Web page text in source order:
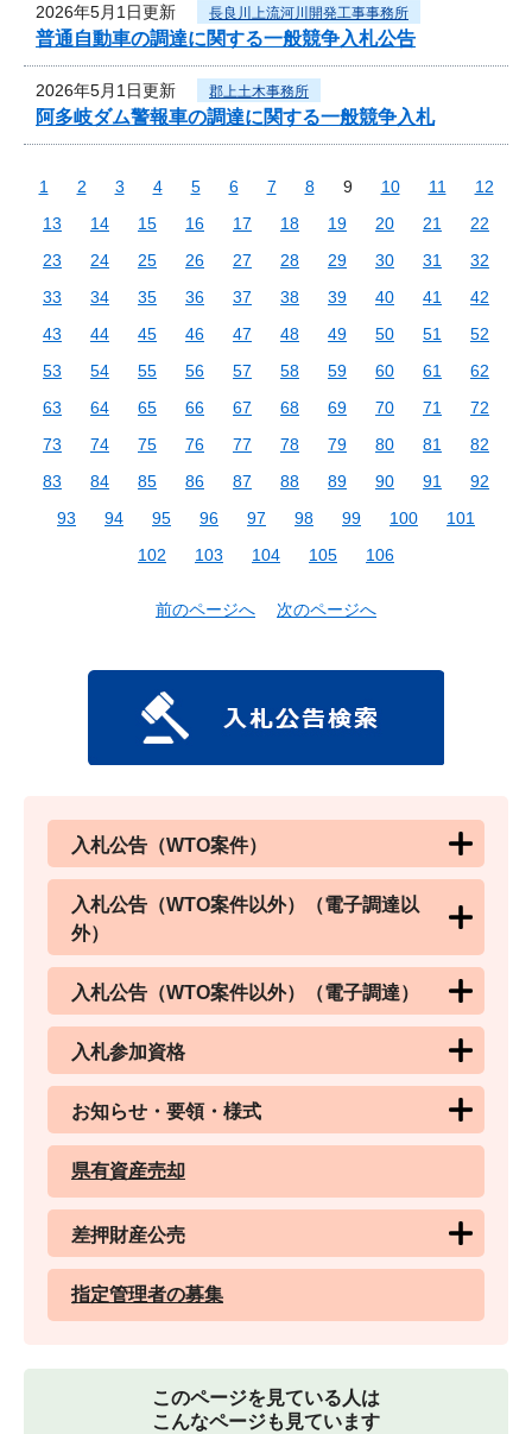
2026年5月1日更新 長良川上流河川開発工事事務所
普通自動車の調達に関する一般競争入札公告
2026年5月1日更新 郡上土木事務所
阿多岐ダム警報車の調達に関する一般競争入札
1 2 3 4 5 6 7 8 9 10 11
12
13
14 15 16 17 18 19 20 21
22
23
24 25 26 27 28 29 30 31
32
33
34 35 36 37 38 39 40 41
42
43
44 45 46 47 48 49 50 51
52
53
54 55 56 57 58 59 60 61
62
63
64 65 66 67 68 69 70 71
72
73
74 75 76 77 78 79 80 81
82
83
84 85 86 87 88 89 90 91
92
93
94 95 96 97 98 99 100
101
102
103 104 105 106
前のページへ 次のページへ
入札公告（WTO案件）
入札公告（WTO案件以外）（電子調達以
外）
入札公告（WTO案件以外）（電子調達）
入札参加資格
お知らせ・要領・様式
県有資産売却
差押財産公売
指定管理者の募集
このページを見ている人は
こんなページも見ています